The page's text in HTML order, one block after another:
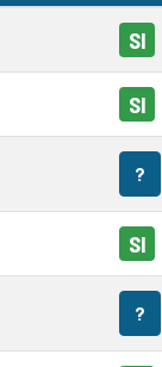
SI
SI
?
SI
?